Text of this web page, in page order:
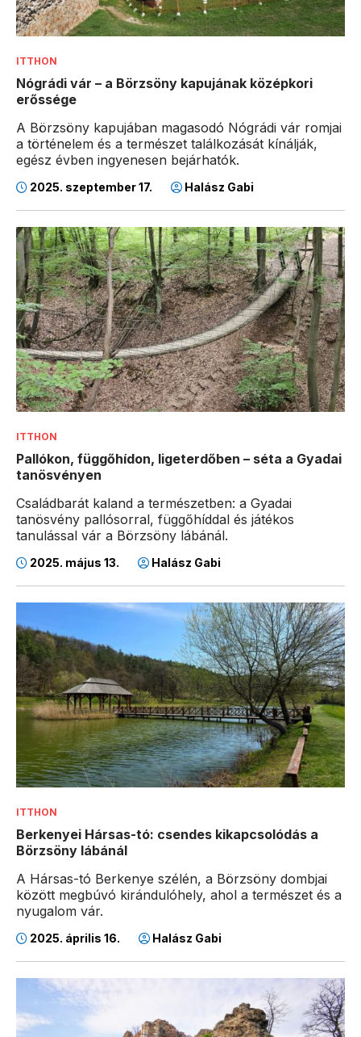
ITTHON
Nógrádi vár – a Börzsöny kapujának középkori
erőssége
A Börzsöny kapujában magasodó Nógrádi vár romjai
a történelem és a természet találkozását kínálják,
egész évben ingyenesen bejárhatók.
2025. szeptember 17. Halász Gabi
ITTHON
Pallókon, függőhídon, ligeterdőben – séta a Gyadai
tanösvényen
Családbarát kaland a természetben: a Gyadai
tanösvény pallósorral, függőhíddal és játékos
tanulással vár a Börzsöny lábánál.
2025. május 13. Halász Gabi
ITTHON
Berkenyei Hársas-tó: csendes kikapcsolódás a
Börzsöny lábánál
A Hársas-tó Berkenye szélén, a Börzsöny dombjai
között megbúvó kirándulóhely, ahol a természet és a
nyugalom vár.
2025. április 16. Halász Gabi